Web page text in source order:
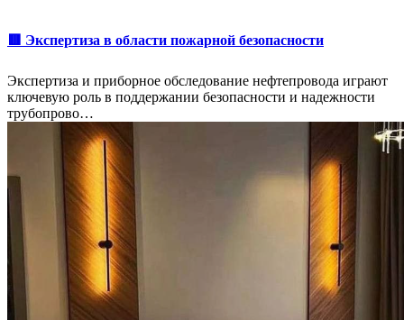
🟥 Экспертиза в области пожарной безопасности
Экспертиза и приборное обследование нефтепровода играют
ключевую роль в поддержании безопасности и надежности
трубопрово…